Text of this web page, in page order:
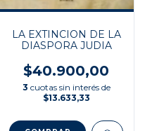
LA EXTINCION DE LA
DIASPORA JUDIA
$40.900,00
3 cuotas sin interés de
$13.633,33